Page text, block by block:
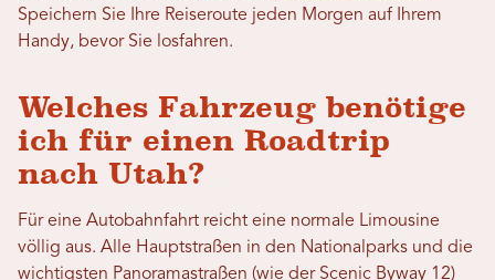
Speichern Sie Ihre Reiseroute jeden Morgen auf Ihrem
Handy, bevor Sie losfahren.
Welches Fahrzeug benötige
ich für einen Roadtrip
nach Utah?
Für eine Autobahnfahrt reicht eine normale Limousine
völlig aus. Alle Hauptstraßen in den Nationalparks und die
wichtigsten Panoramastraßen (wie der Scenic Byway 12)